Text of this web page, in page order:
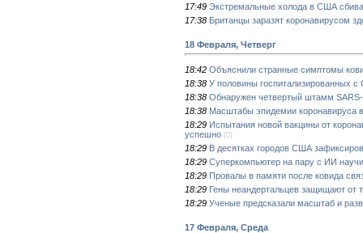
17:49 Экстремальные холода в США
17:38 Британцы заразят коронавирусом
18 Февраля, Четверг
18:42 Объяснили странные симптомы
18:38 У половины госпитализированных
18:38 Обнаружен четвертый штамм
18:38 Масштабы эпидемии коронавируса
18:29 Испытания новой вакцины от
успешно (0)
18:29 В десятках городов США
18:29 Суперкомпьютер на пару с ИИ
18:29 Провалы в памяти после ковида
18:29 Гены неандертальцев защищают от
18:29 Ученые предсказали масштаб и
17 Февраля, Среда